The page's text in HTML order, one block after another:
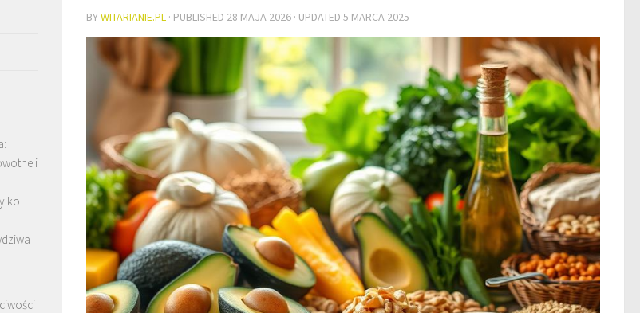
BYWITARIANIE.PL · PUBLISHED 28 MAJA 2026 · UPDATED 5 MARCA 2025
i